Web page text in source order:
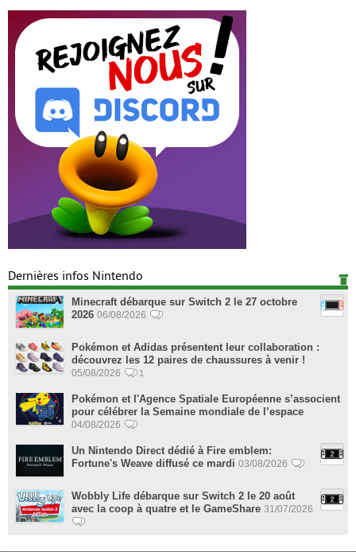
Dernières infos Nintendo
Minecraft débarque sur Switch 2 le 27 octobre
2026 06/08/2026
Pokémon et Adidas présentent leur collaboration :
découvrez les 12 paires de chaussures à venir !
05/08/2026 1
Pokémon et l'Agence Spatiale Européenne s’associent
pour célébrer la Semaine mondiale de l’espace
04/08/2026
Un Nintendo Direct dédié à Fire emblem:
Fortune's Weave diffusé ce mardi 03/08/2026
Wobbly Life débarque sur Switch 2 le 20 août
avec la coop à quatre et le GameShare 31/07/2026